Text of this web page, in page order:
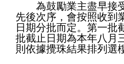
為鼓勵業主盡早接受
先後次序，會按照收到
日期分批而定。第一批
批截止日期為本年八月
則依據攪珠結果排列選